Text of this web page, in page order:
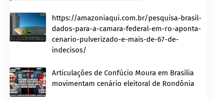
https://amazoniaqui.com.br/pesquisa-brasil-
dados-para-a-camara-federal-em-ro-aponta-
cenario-pulverizado-e-mais-de-67-de-
indecisos/
Articulações de Confúcio Moura em Brasília
movimentam cenário eleitoral de Rondônia